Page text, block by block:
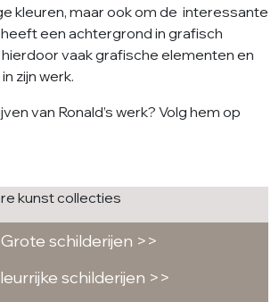
kleuren, maar ook om de interessante
een achtergrond in grafisch
vaak grafische elementen en
zijn werk.
van Ronald’s werk? Volg hem op
kunst collecties
Grote schilderijen >>
schilderijen >>